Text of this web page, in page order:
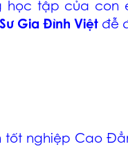
tập của con
Gia Đình Việt đễ
tốt nghiệp Cao